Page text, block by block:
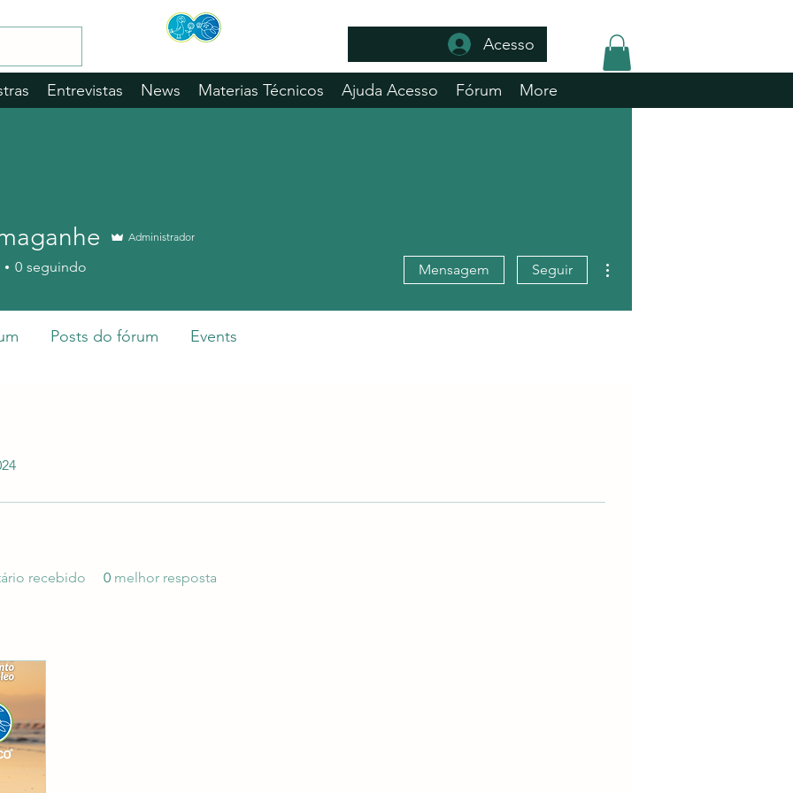
Entrevistas News Materias Técnicos Ajuda Acesso Fórum More
Acesso
recebido 0 melhor resposta
Administrador
0 seguindo Mensagem Seguir
Posts do fórum Events